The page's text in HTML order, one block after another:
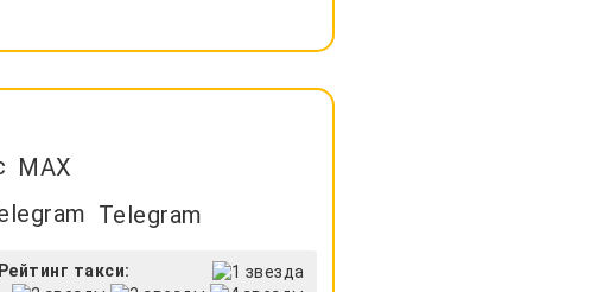
MAX
Telegram
Рейтинг такси: